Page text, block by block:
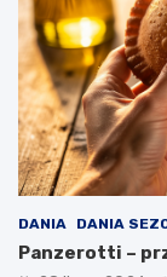
DANIA DANIA
Panzerotti –